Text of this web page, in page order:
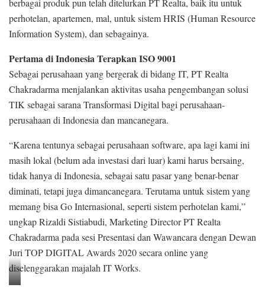
berbagai produk pun telah ditelurkan PT Realta, baik itu untuk
perhotelan, apartemen, mal, untuk sistem HRIS (Human Resource
Information System), dan sebagainya.
Pertama di Indonesia Terapkan ISO 9001
Sebagai perusahaan yang bergerak di bidang IT, PT Realta
Chakradarma menjalankan aktivitas usaha pengembangan solusi
TIK sebagai sarana Transformasi Digital bagi perusahaan-
perusahaan di Indonesia dan mancanegara.
“Karena tentunya sebagai perusahaan software, apa lagi kami ini
masih lokal (belum ada investasi dari luar) kami harus bersaing,
tidak hanya di Indonesia, sebagai satu pasar yang benar-benar
diminati, tetapi juga dimancanegara. Terutama untuk sistem yang
memang bisa Go Internasional, seperti sistem perhotelan kami,”
ungkap Rizaldi Sistiabudi, Marketing Director PT Realta
Chakradarma pada sesi Presentasi dan Wawancara dengan Dewan
Juri TOP DIGITAL Awards 2020 secara online yang
diselenggarakan majalah IT Works.
S